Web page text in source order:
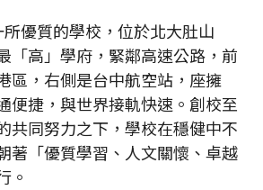
優質的學校，位於北大肚山
「高」學府，緊鄰高速公路，前
區，右側是台中航空站，座擁
便捷，與世界接軌快速。創校至
共同努力之下，學校在穩健中不
著「優質學習、人文關懷、卓越
。